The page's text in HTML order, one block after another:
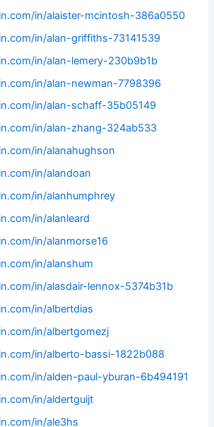
in/alaister-mcintosh-386a0550
in/alan-griffiths-73141539
in/alan-lemery-230b9b1b
in/alan-newman-7798396
in/alan-schaff-35b05149
in/alan-zhang-324ab533
in/alanahughson
in/alandoan
in/alanhumphrey
in/alanleard
in/alanmorse16
in/alanshum
in/alasdair-lennox-5374b31b
in/albertdias
in/albertgomezj
in/alberto-bassi-1822b088
in/alden-paul-yburan-6b494191
in/aldertguijt
in/ale3hs